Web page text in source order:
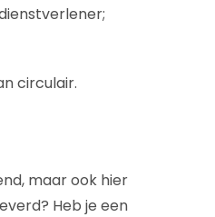
circulair.
maar ook hier
Heb je een